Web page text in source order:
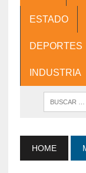
ESTADO
DEPORTES
INDUSTRIA
HOME